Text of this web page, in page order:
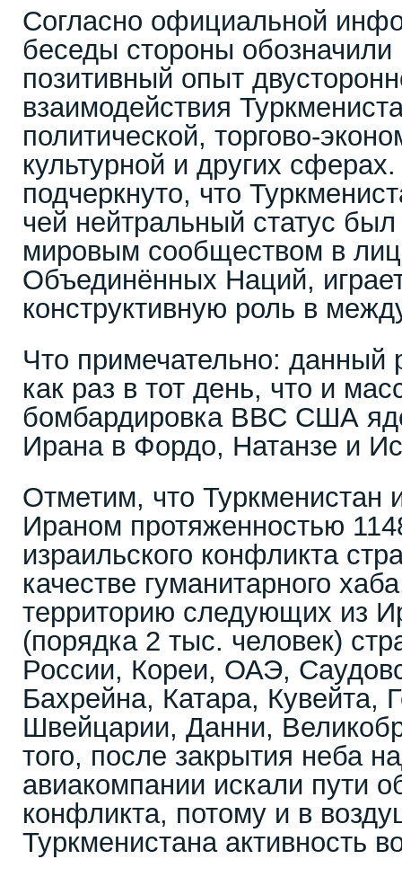
Согласно официальной
беседы стороны обозначили
позитивный опыт
взаимодействия
политической, торгово-
культурной и других
подчеркнуто, что
чей нейтральный статус
мировым сообществом в
Объединённых Наций,
конструктивную роль в
Что примечательно: данный
как раз в тот день, что и
бомбардировка ВВС США
Ирана в Фордо, Натанзе и
Отметим, что Туркменистан
Ираном протяженностью
израильского конфликта
качестве гуманитарного
территорию следующих из
(порядка 2 тыс. человек)
России, Кореи, ОАЭ,
Бахрейна, Катара, Кувейта,
Швейцарии, Данни,
того, после закрытия неба
авиакомпании искали пути
конфликта, потому и в
Туркменистана активность